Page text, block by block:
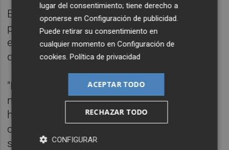
En cuanto a si el Ejecutivo mantendrá las
previsiones económicas para este año (2%),
el ministro ha asegurado que "por supuesto"
que se mantienen.
"De hecho, los últimos datos han validado
nuestra aproximación. Hemos conocido
hace un par de semanas los datos de
crecimiento finales del año 2023 con una
sorpresa al alza, con un mantenimiento del
lugar del consentimiento; tiene derecho a
oponerse enConfiguración de publicidad
Puede retirar su consentimiento en
cualquier momento enConfiguración de
cookies .Política de privacidad
ACEPTAR TODO
RECHAZAR TODO
CONFIGURAR